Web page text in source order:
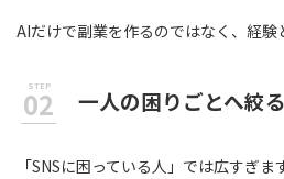
AIだけで副業を作るのではなく、経験
一人の困りごとへ絞る
「SNSに困っている人」では広すぎま